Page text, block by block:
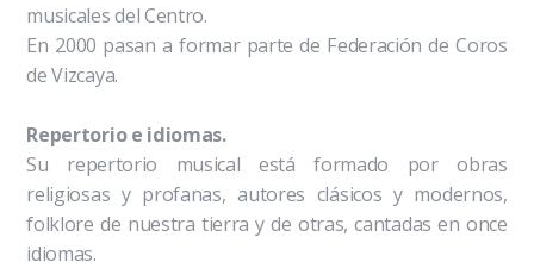
musicales del Centro.
En 2000 pasan a formar parte de Federación de Coros
de Vizcaya.
Repertorio e idiomas.
Su repertorio musical está formado por obras
religiosas y profanas, autores clásicos y modernos,
folklore de nuestra tierra y de otras, cantadas en once
idiomas.